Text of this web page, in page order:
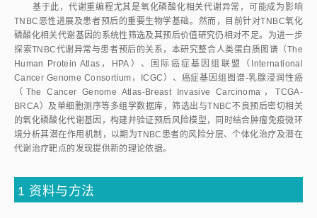
基于此，代谢重编程尤其是氧化磷酸化相关代谢异常，可能成为影响
TNBC恶性进展及患者预后的重要生物学基础。然而，目前针对TNBC氧化
磷酸化相关代谢基因的系统性筛选及其预后价值研究仍相对不足。为进一步
探索TNBC代谢异常与患者预后的关系，本研究整合人类蛋白质图谱（The
Human Protein Atlas，HPA）、国际癌症基因组联盟（International
Cancer Genome Consortium，ICGC）、癌症基因组图谱-乳腺浸润性癌
（The Cancer Genome Atlas-Breast Invasive Carcinoma，TCGA-
BRCA）及单细胞测序等多组学数据库，筛选出与TNBC不良预后密切相关
的氧化磷酸化代谢基因，构建并验证预后风险模型，同时结合肿瘤免疫微环
境分析其潜在作用机制，以期为TNBC患者的风险分层、个体化治疗及潜在
代谢治疗靶点的发现提供新的理论依据。
1 资料与方法